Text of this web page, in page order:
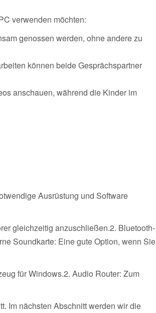
verwenden möchten:
genossen werden, ohne andere zu
können beide Gesprächspartner
anschauen, während die Kinder im
Ausrüstung und Software
gleichzeitig anzuschließen.2. Bluetooth-
Soundkarte: Eine gute Option, wenn Sie
für Windows.2. Audio Router: Zum
Im nächsten Abschnitt werden wir die